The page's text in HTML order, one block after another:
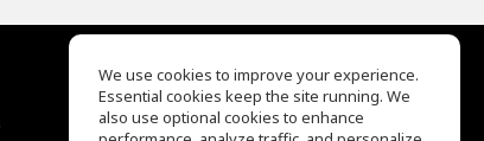
EQ Ear Training
Drum Machine
We use cookies to improve your experience.
Essential cookies keep the site running. We
also use optional cookies to enhance